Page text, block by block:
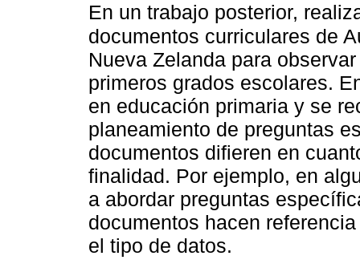
En un trabajo posterior,
documentos curriculares de
Nueva Zelanda para
primeros grados escolares.
en educación primaria y se
planeamiento de preguntas
documentos difieren en
finalidad. Por ejemplo, en
a abordar preguntas
documentos hacen
el tipo de datos.